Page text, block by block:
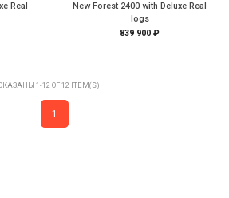
Real
New Forest 2400 with Deluxe Real
logs
839 900 ₽
1-12 OF 12 ITEM(S)
1